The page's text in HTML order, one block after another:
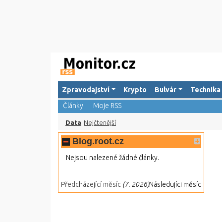
Zpravodajství Krypto Bulvár
Technika
Články
Moje RSS
Data Nejčtenější
Blog.root.cz
Nejsou nalezené žádné články.
Předcházející měsíc (7. 2026)Následujíci měsíc